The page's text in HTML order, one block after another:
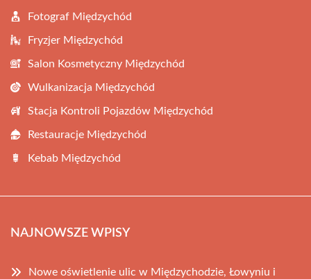
Fotograf Międzychód
Fryzjer Międzychód
Salon Kosmetyczny Międzychód
Wulkanizacja Międzychód
Stacja Kontroli Pojazdów Międzychód
Restauracje Międzychód
Kebab Międzychód
NAJNOWSZE WPISY
Nowe oświetlenie ulic w Międzychodzie, Łowyniu i